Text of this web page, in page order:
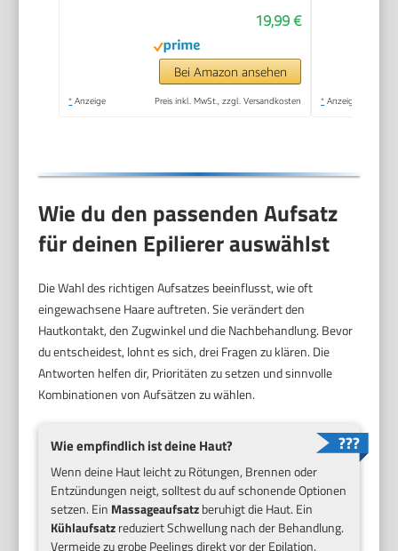
19,99 €
Bei Amazon ansehen
* Anzeige Preis inkl. MwSt., zzgl. Versandkosten * Anzeige
Wie du den passenden Aufsatz
für deinen Epilierer auswählst
Die Wahl des richtigen Aufsatzes beeinflusst, wie oft
eingewachsene Haare auftreten. Sie verändert den
Hautkontakt, den Zugwinkel und die Nachbehandlung. Bevor
du entscheidest, lohnt es sich, drei Fragen zu klären. Die
Antworten helfen dir, Prioritäten zu setzen und sinnvolle
Kombinationen von Aufsätzen zu wählen.
Wie empfindlich ist deine Haut?
Wenn deine Haut leicht zu Rötungen, Brennen oder
Entzündungen neigt, solltest du auf schonende Optionen
setzen. Ein Massageaufsatzberuhigt die Haut. Ein
Kühlaufsatzreduziert Schwellung nach der Behandlung.
Vermeide zu grobe Peelings direkt vor der Epilation.